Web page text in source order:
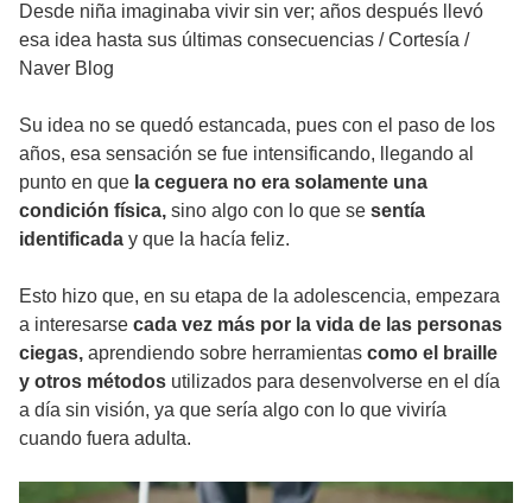
Desde niña imaginaba vivir sin ver; años después llevó
esa idea hasta sus últimas consecuencias /Cortesía /
Naver Blog
Su idea no se quedó estancada, pues con el paso de los
años, esa sensación se fue intensificando, llegando al
punto en que la ceguera no era solamente una
condición física, sino algo con lo que se sentía
identificada y que la hacía feliz.
Esto hizo que, en su etapa de la adolescencia, empezara
a interesarse cada vez más por la vida de las personas
ciegas, aprendiendo sobre herramientas como el braille
y otros métodos utilizados para desenvolverse en el día
a día sin visión, ya que sería algo con lo que viviría
cuando fuera adulta.